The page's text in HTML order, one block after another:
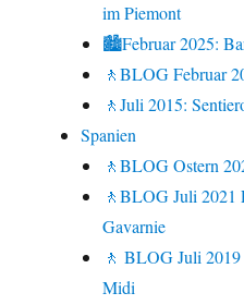
im Piemont
🏙Februar 2025:
🚶BLOG Februar
🚶Juli 2015:
Spanien
🚶BLOG Ostern
🚶BLOG Juli 2021
Gavarnie
🚶 BLOG Juli
Midi